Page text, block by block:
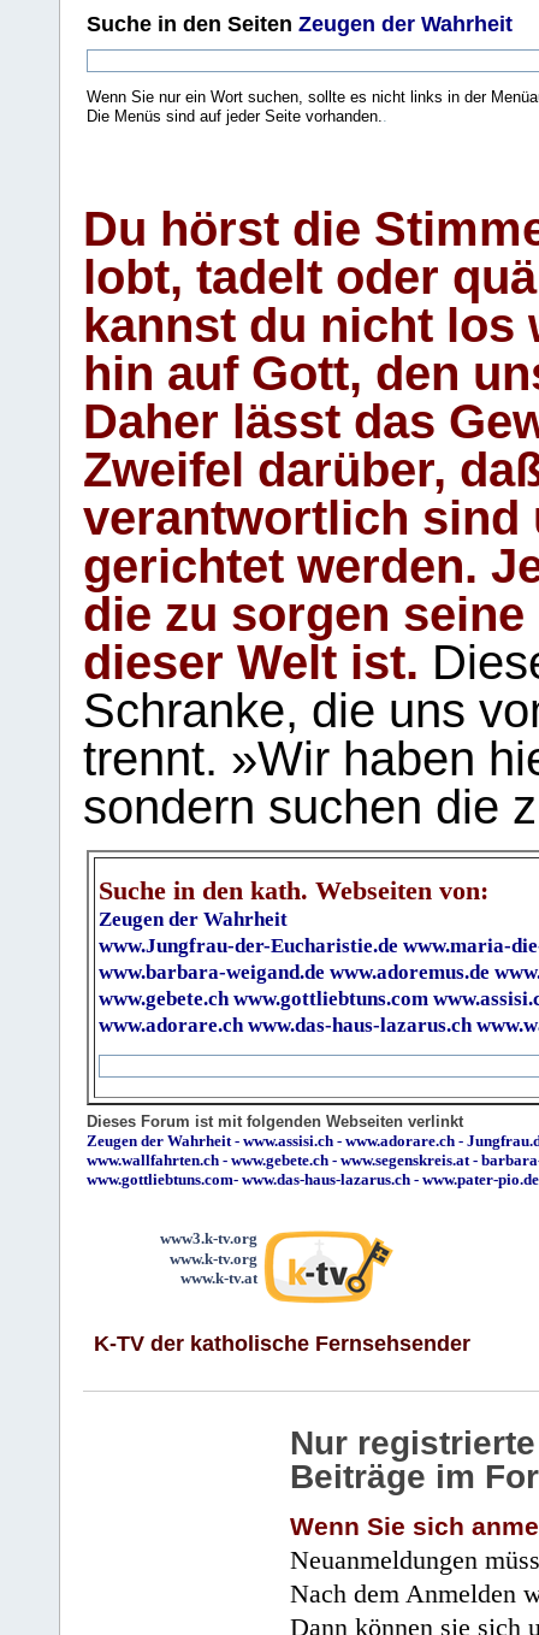
Suche in den Seiten Zeugen der Wahrheit
Wenn Sie nur ein Wort suchen, sollte es nicht links in der
Die Menüs sind auf jeder Seite vorhanden.
Du hörst die
lobt, tadelt oder
kannst du nicht los
hin auf Gott, den
Daher lässt das
Zweifel darüber,
verantwortlich sind
gerichtet werden.
die zu sorgen
dieser Welt ist.
Schranke, die uns
trennt. »Wir haben
sondern suchen die
Suche in den kath. Webseiten von:
Zeugen der Wahrheit
www.Jungfrau-der-Eucharistie.de www.maria-
www.barbara-weigand.de www.adoremus.de
www.gebete.ch www.gottliebtuns.com
www.adorare.ch www.das-haus-lazarus.ch
Dieses Forum ist mit folgenden Webseiten verlinkt
Zeugen der Wahrheit - www.assisi.ch - www.adorare.ch -
www.wallfahrten.ch - www.gebete.ch - www.segenskreis.at -
www.gottliebtuns.com- www.das-haus-lazarus.ch - www.pater-pio.de
www3.k-tv.org
www.k-tv.org
www.k-tv.at
K-TV der katholische Fernsehsender
Nur
Beiträge im
Wenn Sie sich
Neuanmeldungen
Nach dem Anmelden
Dann können sie sich